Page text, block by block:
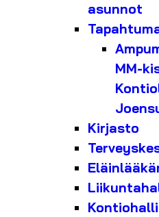
asunnot
MM-
Kirjasto
Kontiohalli